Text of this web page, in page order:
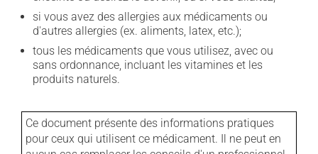
si vous avez des allergies aux médicaments ou
d'autres allergies (ex. aliments, latex, etc.);
tous les médicaments que vous utilisez, avec ou
sans ordonnance, incluant les vitamines et les
produits naturels.
Ce document présente des informations pratiques
pour ceux qui utilisent ce médicament. Il ne peut en